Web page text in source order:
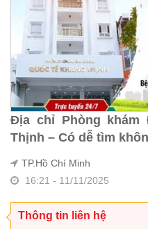
Địa chỉ Phòng khám
Thịnh – Có dễ tìm
TP.Hồ Chí Minh
16:21 - 11/11/2025
Thông tin liên hệ